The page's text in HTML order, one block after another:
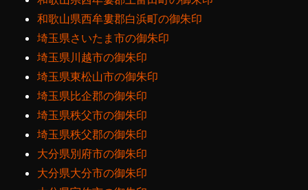
和歌山県西牟婁郡白浜町の御朱印
埼玉県さいたま市の御朱印
埼玉県川越市の御朱印
埼玉県東松山市の御朱印
埼玉県比企郡の御朱印
埼玉県秩父市の御朱印
埼玉県秩父郡の御朱印
大分県別府市の御朱印
大分県大分市の御朱印